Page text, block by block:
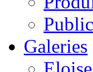
Galeries